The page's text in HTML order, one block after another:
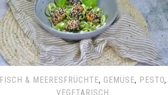
FISCH & MEERESFRÜCHTE, GEMÜSE, PESTO,
VEGETARISCH